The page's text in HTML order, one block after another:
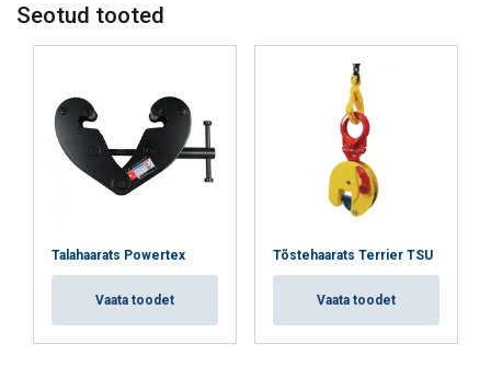
Seotud tooted
Talahaarats Powertex
Vaata toodet
Tõstehaarats Terrier TSU
Vaata toodet